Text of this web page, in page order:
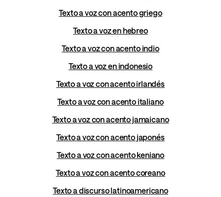
Texto a voz con acento griego
Texto a voz en hebreo
Texto a voz con acento indio
Texto a voz en indonesio
Texto a voz con acento irlandés
Texto a voz con acento italiano
Texto a voz con acento jamaicano
Texto a voz con acento japonés
Texto a voz con acento keniano
Texto a voz con acento coreano
Texto a discurso latinoamericano